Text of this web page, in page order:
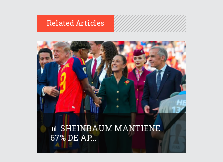
Related Articles
📊 SHEINBAUM MANTIENE
67% DE AP...